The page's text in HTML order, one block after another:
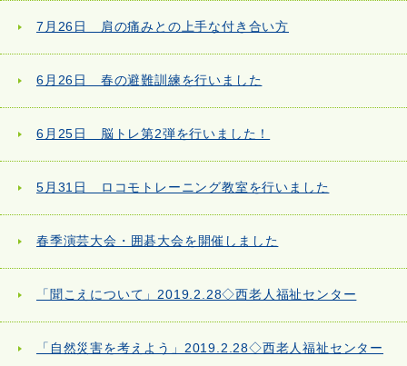
7月26日 肩の痛みとの上手な付き合い方
6月26日 春の避難訓練を行いました
6月25日 脳トレ第2弾を行いました！
5月31日 ロコモトレーニング教室を行いました
春季演芸大会・囲碁大会を開催しました
「聞こえについて」2019.2.28◇西老人福祉センター
「自然災害を考えよう」2019.2.28◇西老人福祉センター